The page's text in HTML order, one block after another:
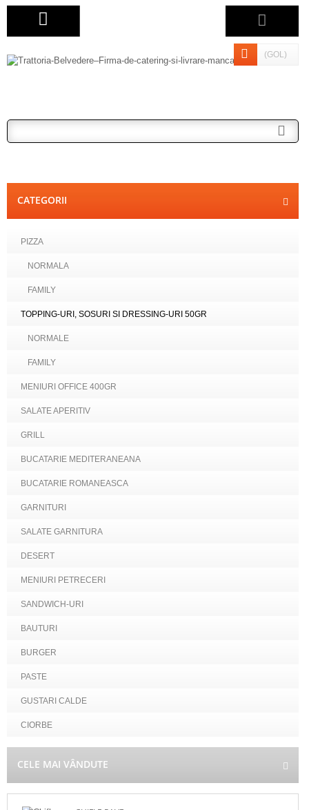
(GOL)
CATEGORII
PIZZA
NORMALA
FAMILY
TOPPING-URI, SOSURI SI DRESSING-URI 50GR
NORMALE
FAMILY
MENIURI OFFICE 400GR
SALATE APERITIV
GRILL
BUCATARIE MEDITERANEANA
BUCATARIE ROMANEASCA
GARNITURI
SALATE GARNITURA
DESERT
MENIURI PETRECERI
SANDWICH-URI
BAUTURI
BURGER
PASTE
GUSTARI CALDE
CIORBE
CELE MAI VÂNDUTE